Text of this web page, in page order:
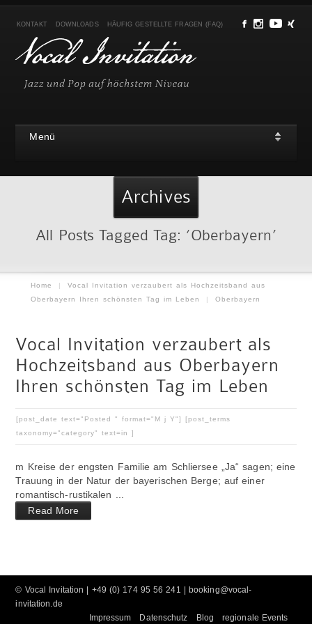
KONTAKT DOWNLOADS HÄUFIG GESTELLTE FRAGEN (FAQ)
Menü
Archives
All Posts Tagged Tag: ‘Oberbayern’
Home |
Vocal Invitation verzaubert als Hochzeitsband aus
Oberbayern Ihren schönsten Tag im Leben
| Oberbayern
Vocal Invitation verzaubert als
Hochzeitsband aus Oberbayern
Ihren schönsten Tag im Leben
[post_date text="Posted " format="M j Y"] [post_terms
taxonomy="category" text=in ]
m Kreise der engsten Familie am Schliersee „Ja“ sagen; eine
Trauung in der Natur der bayerischen Berge; auf einer
romantisch-rustikalen ...
Read More
© Vocal Invitation | +49 (0) 174 95 56 241 | booking@vocal-
invitation.de
Impressum
Datenschutz Blog regionale Events